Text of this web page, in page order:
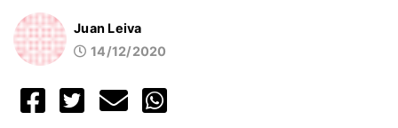
Juan Leiva
14/12/2020